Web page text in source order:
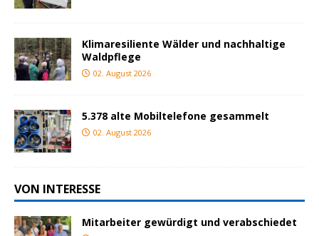
Klimaresiliente Wälder und nachhaltige
Waldpflege
02. August 2026
5.378 alte Mobiltelefone gesammelt
02. August 2026
VON INTERESSE
Mitarbeiter gewürdigt und verabschiedet